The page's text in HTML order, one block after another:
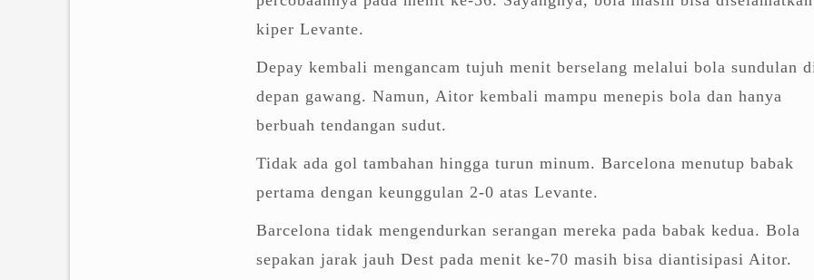
kiper Levante.
Depay kembali mengancam tujuh menit berselang melalui bola sundulan
depan gawang. Namun, Aitor kembali mampu menepis bola dan hanya
berbuah tendangan sudut.
Tidak ada gol tambahan hingga turun minum. Barcelona menutup babak
pertama dengan keunggulan 2-0 atas Levante.
Barcelona tidak mengendurkan serangan mereka pada babak kedua. Bola
sepakan jarak jauh Dest pada menit ke-70 masih bisa diantisipasi Aitor.